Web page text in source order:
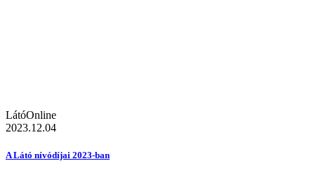
LátóOnline
2023.12.04
A Látó nívódíjai 2023-ban